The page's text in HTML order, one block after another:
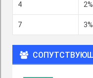
4 2%
7 3%